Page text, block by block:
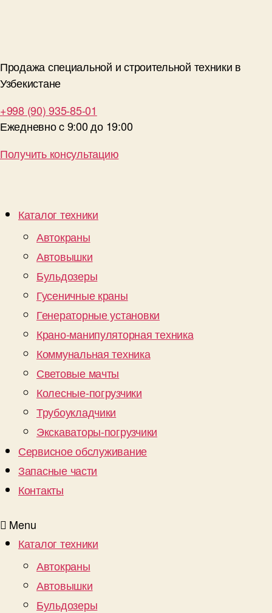
Продажа специальной и строительной техники в
Узбекистане
+998 (90) 935-85-01
Ежедневно c 9:00 до 19:00
Получить консультацию
Каталог техники
Автокраны
Автовышки
Бульдозеры
Гусеничные краны
Генераторные установки
Крано-манипуляторная техника
Коммунальная техника
Световые мачты
Колесные-погрузчики
Трубоукладчики
Экскаваторы-погрузчики
Сервисное обслуживание
Запасные части
Контакты
Menu
Каталог техники
Автокраны
Автовышки
Бульдозеры